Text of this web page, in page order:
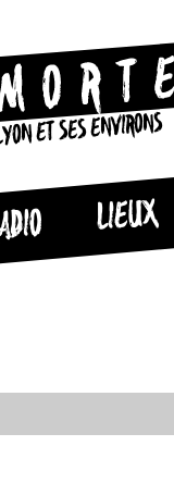
ET SES ENVIRONS
LIEUX